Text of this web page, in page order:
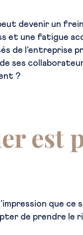
devenir un
et une fatigue
de
ses
?
est
que ce
de prendre